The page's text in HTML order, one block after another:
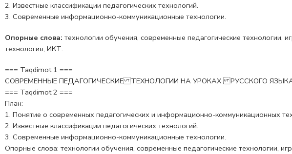
Известные классификации педагогических технологий.
Современные информационно-коммуникационные технологии.
Опорные слова: технологии обучения, современные педагогические технологии,
технология, ИКТ.
=== Taqdimot 1 ===
СОВРЕМЕННЫЕ ПЕДАГОГИЧЕСКИЕ ТЕХНОЛОГИИ НА УРОКАХ РУССКОГО
=== Taqdimot 2 ===
План:
1. Понятие о современных педагогических и информационно-коммуникационных
2. Известные классификации педагогических технологий.
3. Современные информационно-коммуникационные технологии.
Опорные слова: технологии обучения, современные педагогические технологии,